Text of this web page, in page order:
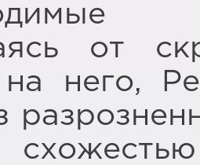
от
на него,